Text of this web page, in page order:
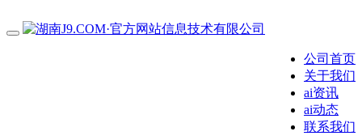
公司首页
关于我们
ai资讯
ai动态
联系我们